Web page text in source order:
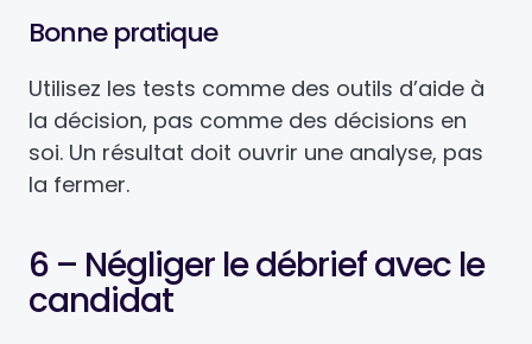
Bonne pratique
Utilisez les tests comme des outils d’aide à
la décision, pas comme des décisions en
soi. Un résultat doit ouvrir une analyse, pas
la fermer.
6 – Négliger le débrief avec le
candidat